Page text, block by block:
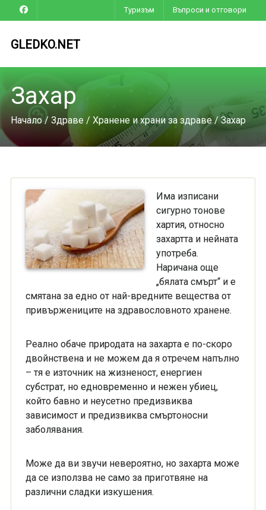
Туризъм Въпроси и отговори
GLEDKO.NET
Захар
Начало/ Здраве/ Хранене и храни за здраве/ Захар
Има изписани
сигурно тонове
хартия, относно
захартта и нейната
употреба.
Наричана още
„бялата смърт“ и е
смятана за едно от най-вредните вещества от
привържениците на здравословното хранене.
Реално обаче природата на захарта е по-скоро
двойнствена и не можем да я отречем напълно
– тя е източник на жизненост, енергиен
субстрат, но едновременно и нежен убиец,
който бавно и неусетно предизвиква
зависимост и предизвиква смъртоносни
заболявания.
Може да ви звучи невероятно, но захарта може
да се използва не само за приготвяне на
различни сладки изкушения.